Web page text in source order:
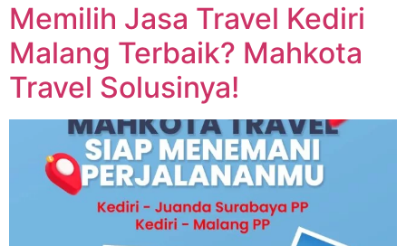
Memilih Jasa Travel Kediri
Malang Terbaik? Mahkota
Travel Solusinya!